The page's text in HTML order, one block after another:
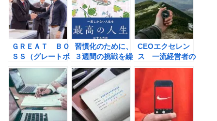
ＧＲＥＡＴ ＢＯ
ＳＳ（グレートボ
ス）―シリコンバ
レー式ずけずけ言
う力（キム・スコ
ット）の書評
習慣化のために、
３週間の挑戦を繰
り返そう！
GREAT LIFE
（スコット・アラ
ン）の書評
CEOエクセレン
ス 一流経営者の
要件（キャロリ
コット・ケラー）
の書評